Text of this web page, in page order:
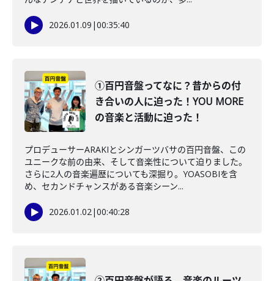
2026.01.09 |00:35:40
①百円音盤ってなに？昔からの付
き合いの人に迫った！YOU MORE
の音楽と活動に迫った！
プロデューサーARAKIとシンガーツバサの百円音盤、この
ユニークな前の由来、そして音楽性について迫りました。
さらに2人の音楽遍歴についても深掘り。YOASOBIを含
め、セカンドチャンスがある音楽シーン...
2026.01.02|00:40:28